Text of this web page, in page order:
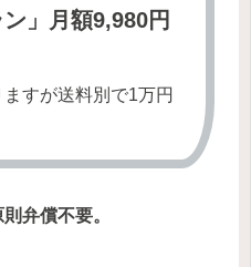
」月額9,980円
すが送料別で1万円
弁償不要。